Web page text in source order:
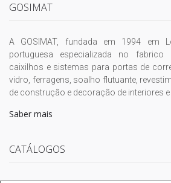
GOSIMAT
A GOSIMAT, fundada em 1994 em
portuguesa especializada no fabrico
caixilhos e sistemas para portas de
vidro, ferragens, soalho flutuante,
de construção e decoração de interiores e
Saber mais
CATÁLOGOS